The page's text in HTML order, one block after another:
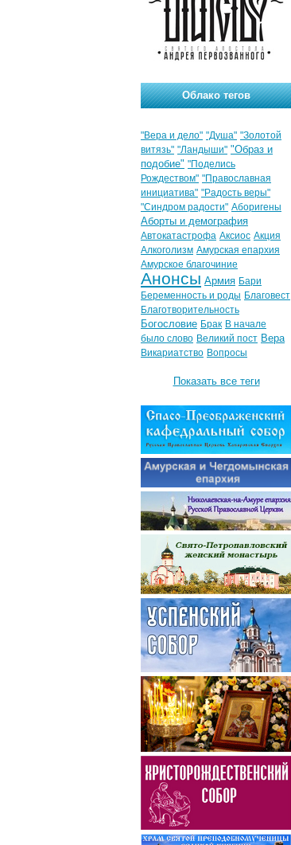
Облако тегов
"Вера и дело" "Душа" "Золотой
витязь" "Ландыши" "Образ и
подобие" "Поделись
Рождеством" "Православная
инициатива" "Радость веры"
"Синдром радости" Аборигены
Аборты и демография
Автокатастрофа Аксиос Акция
Алкоголизм Амурская епархия
Амурское благочиние
Анонсы Армия Бари
Беременность и роды Благовест
Благотворительность
Богословие Брак В начале
было слово Великий пост Вера
Викариатство Вопросы
Показать все теги